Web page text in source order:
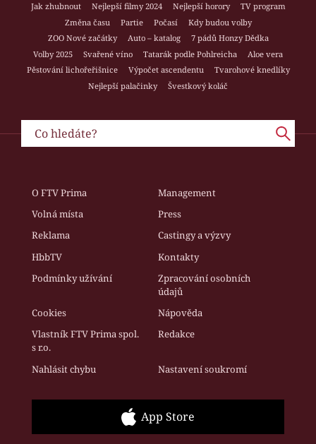
Jak zhubnout Nejlepší filmy 2024 Nejlepší horory
TV program
Změna času
Partie Počasí
Kdy budou volby
ZOO Nové začátky
Auto – katalog
7 pádů Honzy Dědka
Volby 2025
Svařené víno Tatarák podle Pohlreicha
Aloe vera
Pěstování lichořeřišnice
Výpočet ascendentu
Tvarohové knedlíky
Nejlepší palačinky
Švestkový koláč
O FTV Prima
Management
Volná místa
Press
Reklama
Castingy a výzvy
HbbTV
Kontakty
Podmínky užívání
Zpracování osobních
údajů
Cookies
Nápověda
Vlastník FTV Prima spol.
s r.o.
Redakce
Nahlásit chybu Nastavení soukromí
App Store